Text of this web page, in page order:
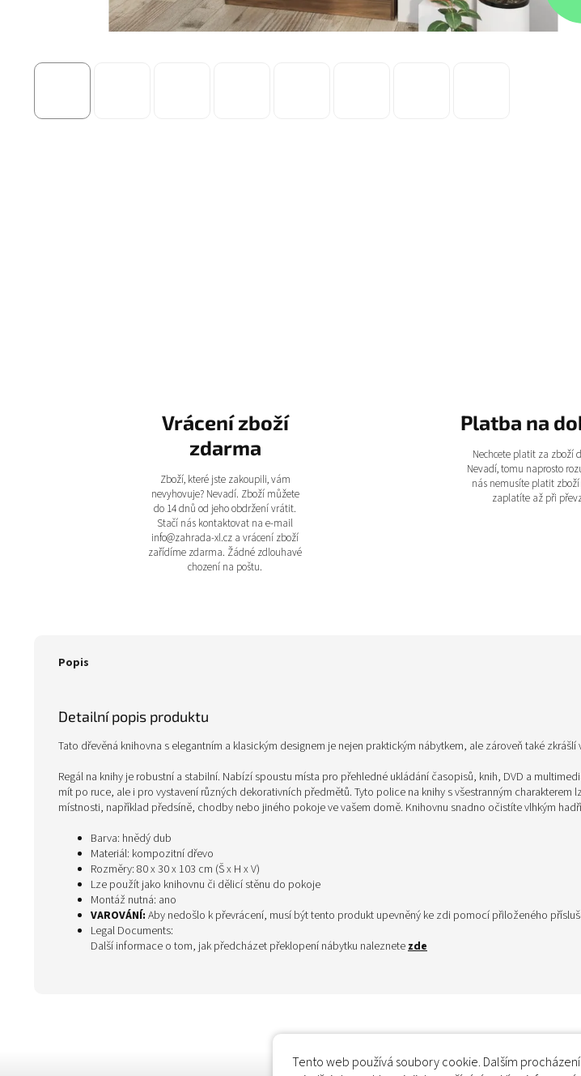
Tento web používá soubory cookie. Dalším
Vrácení zboží
zdarma
Zboží, které jste zakoupili, vám
nevyhovuje? Nevadí. Zboží můžete
do 14 dnů od jeho obdržení vrátit.
Stačí nás kontaktovat na e-mail
info@zahrada-xl.cz a vrácení zboží
zařídíme zdarma. Žádné zdlouhavé
chození na poštu.
Platba na
Nechcete platit za zboží
Nevadí, tomu naprosto
nás nemusíte platit
zaplatíte až při
Popis
Detailní popis produktu
Tato dřevěná knihovna s elegantním a klasickým designem je nejen praktickým nábytkem, ale zároveň také zkrášlí
Regál na knihy je robustní a stabilní. Nabízí spoustu místa pro přehledné ukládání časopisů, knih, DVD a
mít po ruce, ale i pro vystavení různých dekorativních předmětů. Tyto police na knihy s všestranným charakterem
místnosti, například předsíně, chodby nebo jiného pokoje ve vašem domě. Knihovnu snadno očistíte vlhkým
Barva: hnědý dub
Materiál: kompozitní dřevo
Rozměry: 80 x 30 x 103 cm (Š x H x V)
Lze použít jako knihovnu či dělicí stěnu do pokoje
Montáž nutná: ano
VAROVÁNÍ: Aby nedošlo k převrácení, musí být tento produkt upevněný ke zdi pomocí přiloženého
Legal Documents:
Další informace o tom, jak předcházet překlopení nábytku naleznetezde